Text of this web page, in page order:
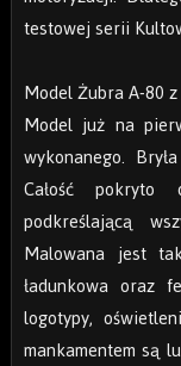
testowej serii
Model Żubra A-80
Model już na
wykonanego.
Całość pokryto
podkreślającą
Malowana jest
ładunkowa oraz
logotypy,
mankamentem są